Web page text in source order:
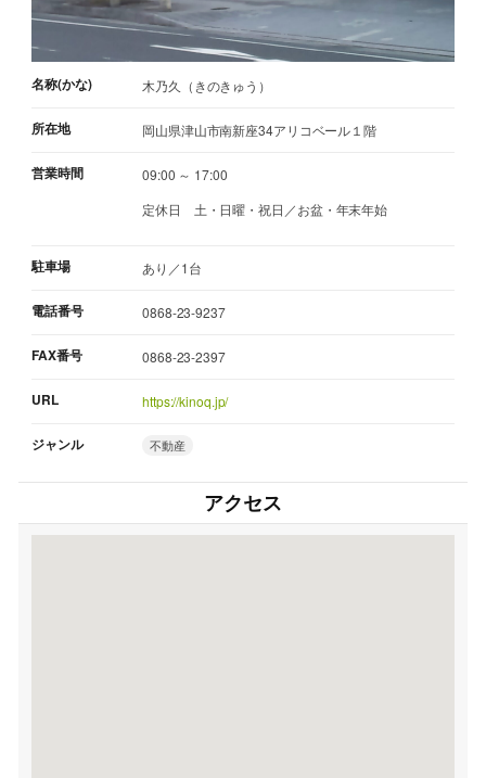
名称(かな) 木乃久（きのきゅう）
所在地 岡山県津山市南新座34アリコベール１階
営業時間
09:00 ～ 17:00
定休日
土・日曜・祝日／お盆・年末年始
駐車場 あり／1台
電話番号 0868-23-9237
FAX番号 0868-23-2397
URL https://kinoq.jp/
ジャンル 不動産
アクセス